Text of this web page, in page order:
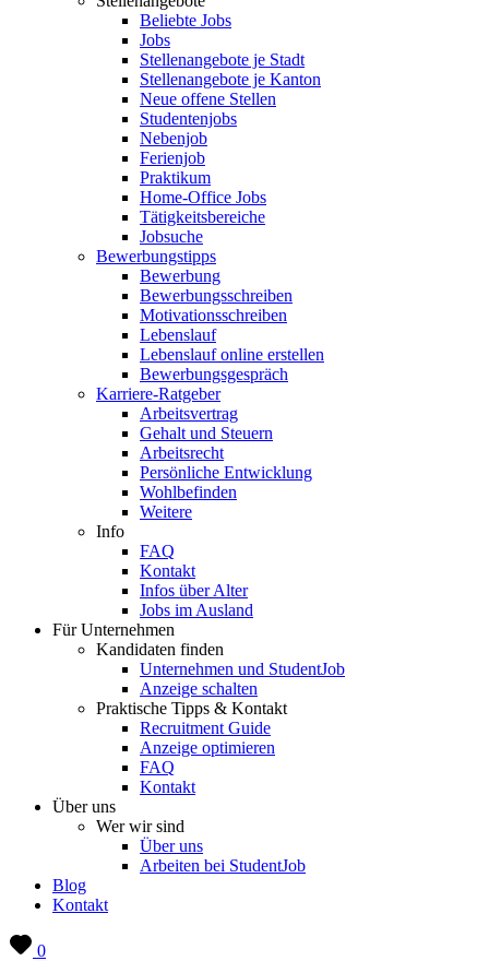
Beliebte Jobs
Jobs
Stellenangebote je Stadt
Stellenangebote je Kanton
Neue offene Stellen
Studentenjobs
Nebenjob
Ferienjob
Praktikum
Home-Office Jobs
Tätigkeitsbereiche
Jobsuche
Bewerbungstipps
Bewerbung
Bewerbungsschreiben
Motivationsschreiben
Lebenslauf
Lebenslauf online erstellen
Bewerbungsgespräch
Karriere-Ratgeber
Arbeitsvertrag
Gehalt und Steuern
Arbeitsrecht
Persönliche Entwicklung
Wohlbefinden
Weitere
Info
FAQ
Kontakt
Infos über Alter
Jobs im Ausland
Für Unternehmen
Kandidaten finden
Unternehmen und StudentJob
Anzeige schalten
Praktische Tipps & Kontakt
Recruitment Guide
Anzeige optimieren
FAQ
Kontakt
Über uns
Wer wir sind
Über uns
Arbeiten bei StudentJob
Blog
Kontakt
0